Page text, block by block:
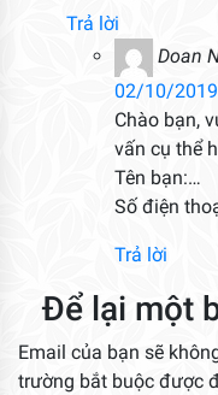
Trả lời
Doan
02/10/
Chào bạn,
vấn cụ thể
Tên bạn:…
Số điện
Trả lời
Để lại một
Email của bạn sẽ
trường bắt buộc được